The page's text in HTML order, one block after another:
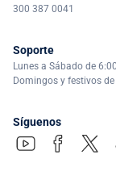
300 387 0041
Soporte
Lunes a Sábado de
Domingos y festivos
Síguenos